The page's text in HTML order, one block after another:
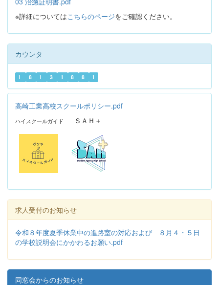
※詳細についてはこちらのページをご確認ください。
カウンタ
1 8 1 3 1 8 8 1
高崎工業高校スクールポリシー.pdf
ハイスクールガイド ＳＡＨ＋
求人受付のお知らせ
令和８年度夏季休業中の進路室の対応および ８月４・５日
の学校説明会にかかわるお願い.pdf
同窓会からのお知らせ